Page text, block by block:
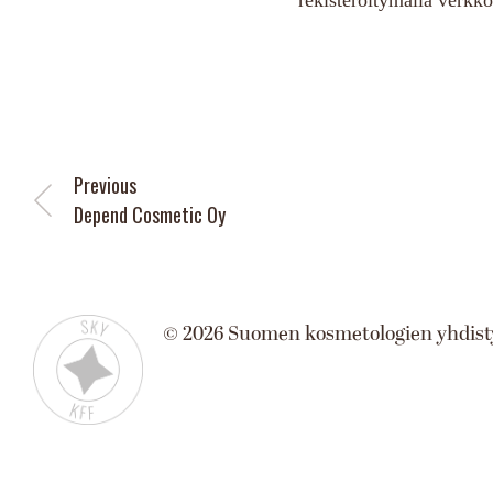
Previous
Depend Cosmetic Oy
©2026Suomen kosmetologien